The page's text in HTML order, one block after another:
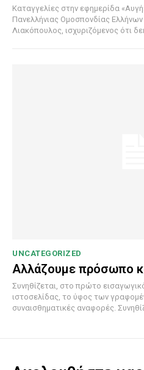
Καταγγελίες στην εφημερίδα
Πανελλήνιας Ομοσπονδίας
Λιακόπουλος, ισχυριζόμενος ότι
UNCATEGORIZED
Αλλάζουμε πρόσωπο
Συνηθίζεται, στο πρώτο
ιστοσελίδας, το ύφος των
συναισθηματικές αναφορές.